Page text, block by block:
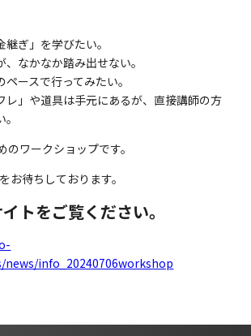
ぎ」を学びたい。
、なかなか踏み出せない。
ペースで行ってみたい。
レ」や道具は手元にあるが、直接講師の方
のワークショップです。
お待ちしております。
トをご覧ください。
info_20240706workshop